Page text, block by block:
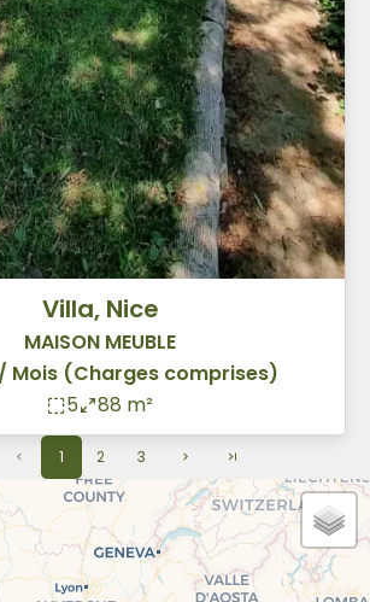
Villa, Nice
MAISON MEUBLE
Mois (Charges comprises)
5
88 m²
1 2 3